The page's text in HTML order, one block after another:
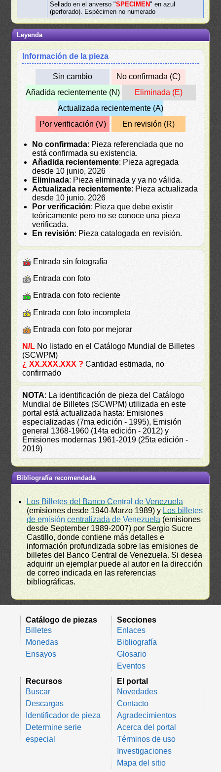
Sellado en el anverso "SPECIMEN" en azul
(perforado). Espécimen no numerado
Leyenda
Información de la pieza
Sin cambio
No confirmada (C)
Añadida recientemente (N)
Eliminada (E)
Actualizada recientemente (A)
Por verificación (V)
En revisión (R)
No confirmada: Pieza referenciada que no
está confirmada su existencia.
Añadida recientemente: Pieza agregada
desde 10 junio, 2026
Eliminada: Pieza eliminada y ya no válida.
Actualizada recientemente: Pieza actualizada
desde 10 junio, 2026
Por verificación: Pieza que debe existir
teóricamente pero no se conoce una pieza
verificada.
En revisión: Pieza catalogada en revisión.
Entrada sin fotografía
Entrada con foto
Entrada con foto reciente
Entrada con foto incompleta
Entrada con foto por mejorar
N/L No listado en el Catálogo Mundial de Billetes
(SCWPM)
¿ XX.XXX.XXX ? Cantidad estimada, no
confirmado
NOTA: La identificación de pieza del Catálogo
Mundial de Billetes (SCWPM) utilizada en este
portal está actualizada hasta: Emisiones
especializadas (7ma edición - 1995), Emisión
general 1368-1960 (14ta edición - 2012) y
Emisiones modernas 1961-2019 (25ta edición -
2019)
Bibliografía recomendada
Los Billetes del Banco Central de Venezuela
(emisiones desde 1940-Marzo 1989) y Los billetes
de emisión centralizada de Venezuela (emisiones
desde September 1989-2007) por Sergio Sucre
Castillo, donde contiene más detalles e
información profundizada sobre las emisiones de
billetes del Banco Central de Venezuela. Si desea
adquirir un ejemplar puede al autor en la dirección
de correo indicada en las referencias
bibliográficas.
Catálogo de piezas
Billetes
Monedas
Ensayos
Secciones
Enlaces
Bibliografía
Glosario
Eventos
Recursos
Buscar
Descargas
Identificador de pieza
Determine serie
especial
El portal
Novedades
Contacto
Agradecimientos
Acerca del portal
Términos de uso
Investigaciones
Mapa del sitio